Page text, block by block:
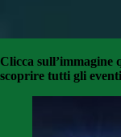
Clicca sull’immagine
scoprire tutti gli